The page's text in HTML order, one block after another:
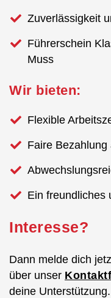
Zuverlässigkeit
Führerschein
Muss
Wir bieten:
Flexible
Faire
Ein freundliches
Interesse?
Dann melde dich
über unser
deine Unterstützung.